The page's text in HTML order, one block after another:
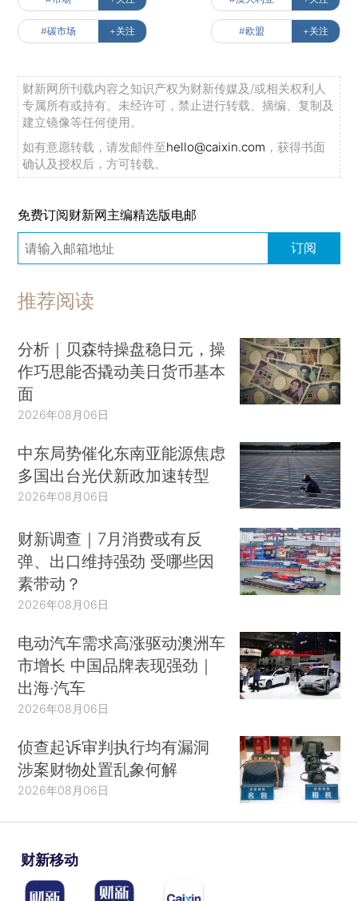
#碳市场 +关注 #欧盟 +关注
财新网所刊载内容之知识产权为财新传媒及/或相关权利人
专属所有或持有。未经许可，禁止进行转载、摘编、复制及
建立镜像等任何使用。
如有意愿转载，请发邮件至hello@caixin.com ，获得书面
确认及授权后，方可转载。
免费订阅财新网主编精选版电邮
订阅
推荐阅读
分析｜贝森特操盘稳日元，操
作巧思能否撬动美日货币基本
面
2026年08月06日
中东局势催化东南亚能源焦虑
多国出台光伏新政加速转型
2026年08月06日
财新调查｜7月消费或有反
弹、出口维持强劲 受哪些因
素带动？
2026年08月06日
电动汽车需求高涨驱动澳洲车
市增长 中国品牌表现强劲｜
出海·汽车
2026年08月06日
侦查起诉审判执行均有漏洞
涉案财物处置乱象何解
2026年08月06日
财新移动